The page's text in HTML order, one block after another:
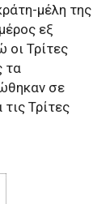
μέλη της
εξ
οι Τρίτες
τα
σε
Τρίτες